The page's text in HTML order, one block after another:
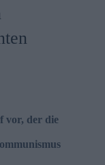
vor, der die